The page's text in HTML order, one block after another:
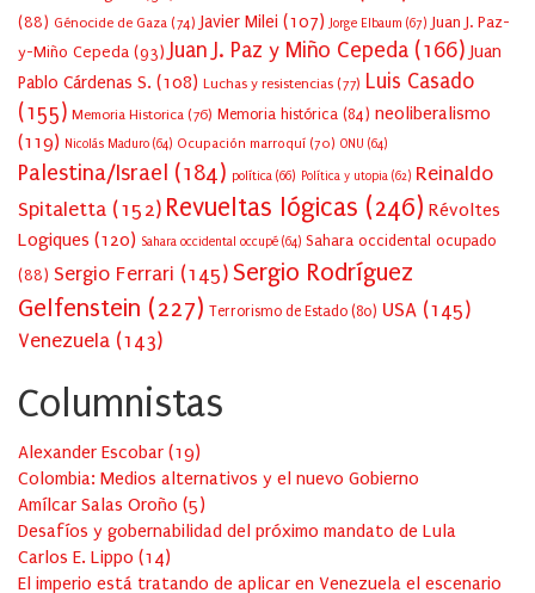
(88) Génocide de Gaza (74) Javier Milei (107) Jorge Elbaum (67) Juan J. Paz-
y-Miño Cepeda (93) Juan J. Paz y Miño Cepeda (166) Juan
Pablo Cárdenas S. (108) Luchas y resistencias (77) Luis Casado
(155) Memoria Historica (76) Memoria histórica (84) neoliberalismo
(119) Nicolás Maduro (64) Ocupación marroquí (70) ONU (64)
Palestina/Israel (184) política (66) Política y utopia (62) Reinaldo
Spitaletta (152) Revueltas lógicas (246) Révoltes
Logiques (120) Sahara occidental occupé (64) Sahara occidental ocupado
(88) Sergio Ferrari (145) Sergio Rodríguez
Gelfenstein (227) Terrorismo de Estado (80) USA (145)
Venezuela (143)
Columnistas
Alexander Escobar (19)
Colombia: Medios alternativos y el nuevo Gobierno
Amílcar Salas Oroño (5)
Desafíos y gobernabilidad del próximo mandato de Lula
Carlos E. Lippo (14)
El imperio está tratando de aplicar en Venezuela el escenario